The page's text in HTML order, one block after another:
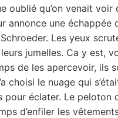
oublié qu’on venait
annonce une échappée
Schroeder. Les yeux
jumelles. Ca y est,
de les apercevoir, ils
choisi le nuage qui
pour éclater. Le peloton
d’enfiler les